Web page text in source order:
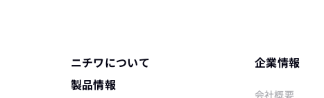
ニチワについて
製品情報
企業情報
会社概要